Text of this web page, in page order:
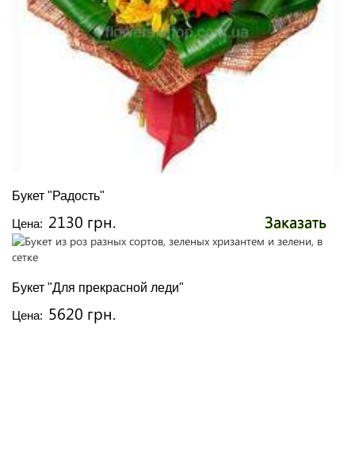
Букет "Радость"
Цена: 2130 грн. Заказать
Букет "Для прекрасной леди"
Цена: 5620 грн.